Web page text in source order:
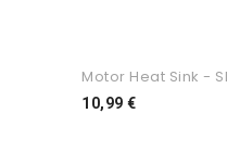
Motor Heat Sink -
10,99 €Preço